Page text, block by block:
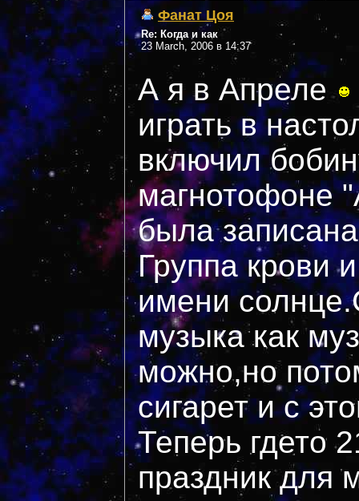
Фанат Цоя
Re: Когда и как
23 March, 2006 в 14:37
А я в Апреле
играть в
включил
магнотофоне
была
Группа крови
имени
музыка как
можно,но
сигарет и с
Теперь гдето
праздник для